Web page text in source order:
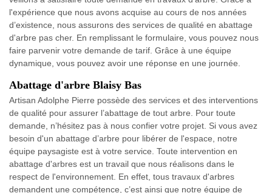
l'expérience que nous avons acquise au cours de nos années
d’existence, nous assurons des services de qualité en abattage
d'arbre pas cher. En remplissant le formulaire, vous pouvez nous
faire parvenir votre demande de tarif. Grâce à une équipe
dynamique, vous pouvez avoir une réponse en une journée.
Abattage d'arbre Blaisy Bas
Artisan Adolphe Pierre possède des services et des interventions
de qualité pour assurer l’abattage de tout arbre. Pour toute
demande, n’hésitez pas à nous confier votre projet. Si vous avez
besoin d'un abattage d’arbre pour libérer de l'espace, notre
équipe paysagiste est à votre service. Toute intervention en
abattage d'arbres est un travail que nous réalisons dans le
respect de l'environnement. En effet, tous travaux d'arbres
demandent une compétence, c’est ainsi que notre équipe de